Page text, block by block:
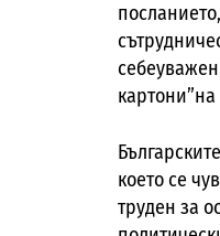
което се
труден за